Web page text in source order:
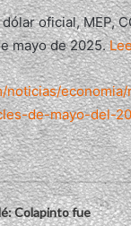
oficial, MEP,
mayo de 2025.
noticias/
de-mayo-del-
Colapinto fue